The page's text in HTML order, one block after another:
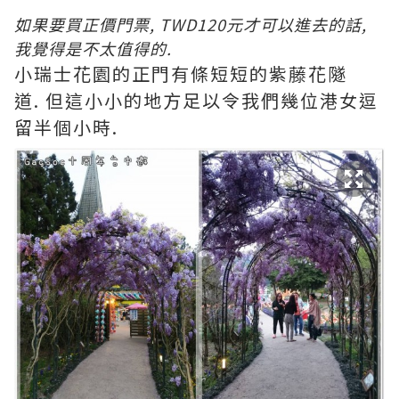
如果要買正價門票, TWD120元才可以進去的話,
我覺得是不太值得的.
小瑞士花園的正門有條短短的紫藤花隧
道. 但這小小的地方足以令我們幾位港女逗
留半個小時.